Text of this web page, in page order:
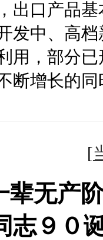
出口产品
发中、高
用，部分
断增长的
[
辈无产
志９０